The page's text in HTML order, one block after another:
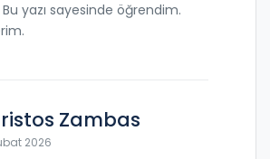
yazı sayesinde öğrendim.
Zambas
2026